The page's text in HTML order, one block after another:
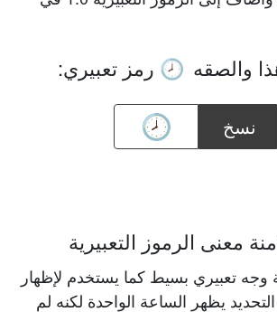
والصقه 🕗 رمز تعبيري:
نسخ
معنى الرموز التعبيرية
وجه تعبيري بسيط كما يستخدم لإظهار
يظهر الساعة الواحدة لكنه لم